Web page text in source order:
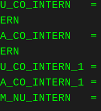
=
=
=